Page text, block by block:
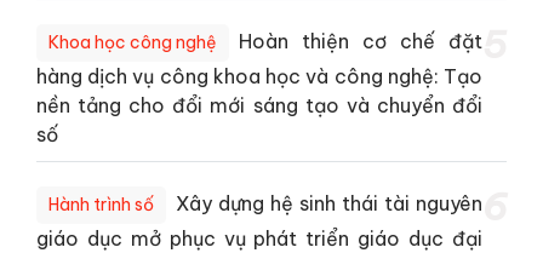
Khoa học công nghệ
Hoàn thiện cơ chế đặt
hàng dịch vụ công khoa học và công nghệ: Tạo
nền tảng cho đổi mới sáng tạo và chuyển đổi
số
Hành trình số
Xây dựng hệ sinh thái tài nguyên
giáo dục mở phục vụ phát triển giáo dục đại